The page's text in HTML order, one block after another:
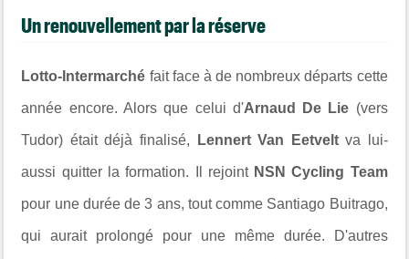
Un renouvellement par la réserve
Lotto-Intermarché fait face à de nombreux départs cette
année encore. Alors que celui d'Arnaud De Lie (vers
Tudor) était déjà finalisé, Lennert Van Eetveltva lui-
aussi quitter la formation. Il rejoint NSN Cycling Team
pour une durée de 3 ans, tout comme Santiago Buitrago,
qui aurait prolongé pour une même durée. D'autres